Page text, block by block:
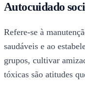
Autocuidado
Refere-se à
saudáveis e ao
grupos, cultivar
tóxicas são atitudes